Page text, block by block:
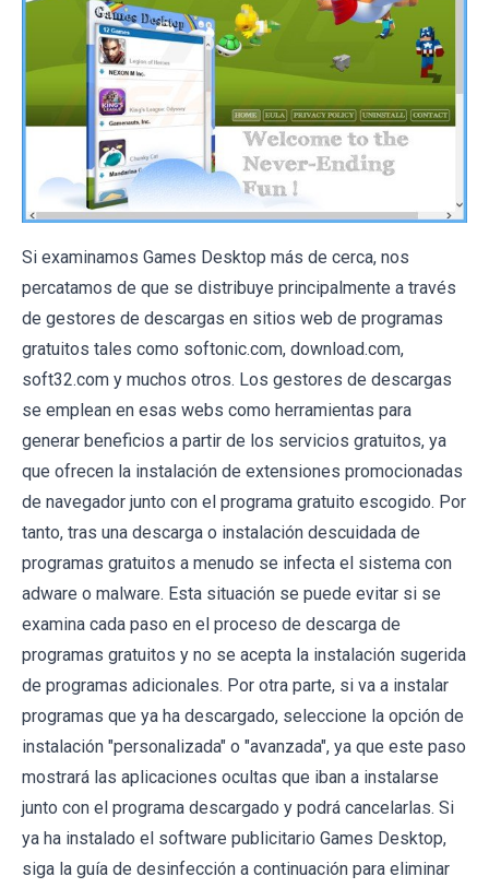
Si examinamos Games Desktop más de cerca, nos
percatamos de que se distribuye principalmente a través
de gestores de descargas en sitios web de programas
gratuitos tales como softonic.com, download.com,
soft32.com y muchos otros. Los gestores de descargas
se emplean en esas webs como herramientas para
generar beneficios a partir de los servicios gratuitos, ya
que ofrecen la instalación de extensiones promocionadas
de navegador junto con el programa gratuito escogido. Por
tanto, tras una descarga o instalación descuidada de
programas gratuitos a menudo se infecta el sistema con
adware o malware. Esta situación se puede evitar si se
examina cada paso en el proceso de descarga de
programas gratuitos y no se acepta la instalación sugerida
de programas adicionales. Por otra parte, si va a instalar
programas que ya ha descargado, seleccione la opción de
instalación "personalizada" o "avanzada", ya que este paso
mostrará las aplicaciones ocultas que iban a instalarse
junto con el programa descargado y podrá cancelarlas. Si
ya ha instalado el software publicitario Games Desktop,
siga la guía de desinfección a continuación para eliminar